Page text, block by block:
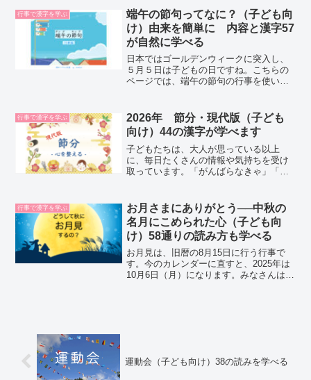
どういう内容なのか、お子さんにどう説
明したらいいのか、先生と生...
行事で漢字を学ぶ
端午の節句ってなに？（子ども向
け）由来を簡単に 内容と漢字57
が自然に学べる
日本ではゴールデンウィークに突入し、
５月５日は子どもの日ですね。こちらの
ページでは、端午の節句の行事を使い、
いのぼりの意味、お子さんにどう説明し
たらいいのかを、先生と...
行事で漢字を学ぶ
2026年 節分・現代版（子ども
向け）44の漢字が学べます
子どもたちは、大人が思っている以上
に、毎日たくさんの情報や気持ちを受け
取っています。「がんばらなきゃ」「遅
ー”は、目に見えないからこそ、たまりや
すいものです。急がなく...
行事で漢字を学ぶ
お月さまにありがとう──中秋の
名月にこめられた心（子ども向
け）58通りの読み方も学べる
お月見は、旧暦の8月15日に行う行事で
す。今のカレンダーに直すと、2025年は
10月6日（月）になります。みなさんは、
運動会（子ども向け）38の読みを学べる